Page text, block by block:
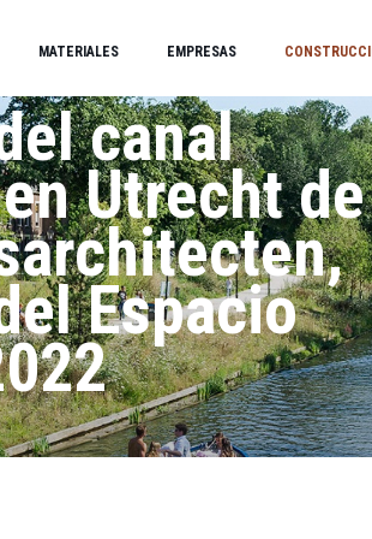
MATERIALES EMPRESAS
canal
Utrecht de
Espacio